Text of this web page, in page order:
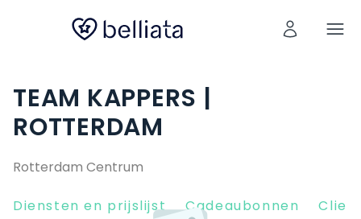
TEAM KAPPERS |
ROTTERDAM
Rotterdam Centrum
Diensten en prijslijst Cadeaubonnen